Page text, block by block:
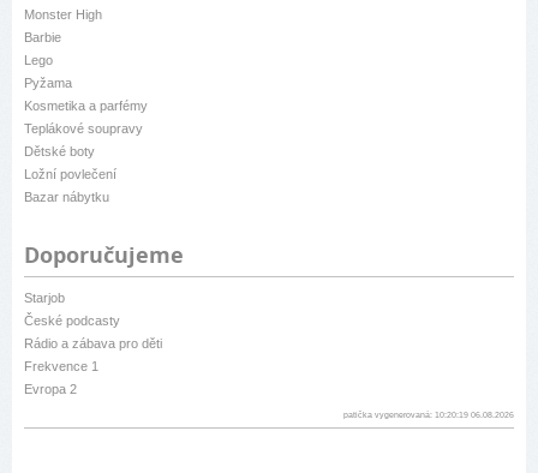
Monster High
Barbie
Lego
Pyžama
Kosmetika a parfémy
Teplákové soupravy
Dětské boty
Ložní povlečení
Bazar nábytku
Doporučujeme
Starjob
České podcasty
Rádio a zábava pro děti
Frekvence 1
Evropa 2
patička vygenerovaná: 10:20:19 06.08.2026